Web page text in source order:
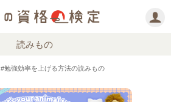
読みもの
#勉強効率を上げる方法の読みもの